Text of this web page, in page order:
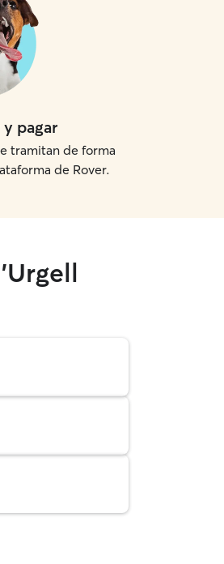
y pagar
tramitan de forma
de Rover.